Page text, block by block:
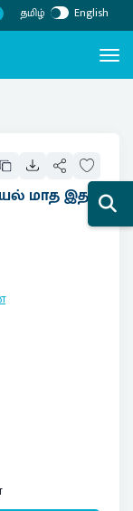
தமிழ் English
மாத இதழ்